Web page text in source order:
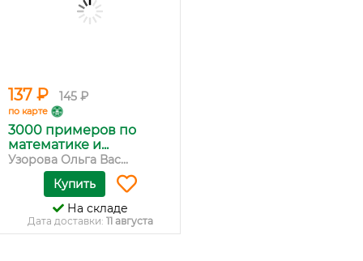
137 ₽ 145 ₽
по карте
3000 примеров по
математике и...
Узорова Ольга Вас...
Купить
На складе
Дата доставки: 11 августа